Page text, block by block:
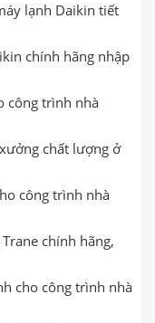
lạnh Daikin tiết
chính hãng nhập
công trình nhà
chất lượng ở
công trình nhà
chính hãng,
cho công trình nhà